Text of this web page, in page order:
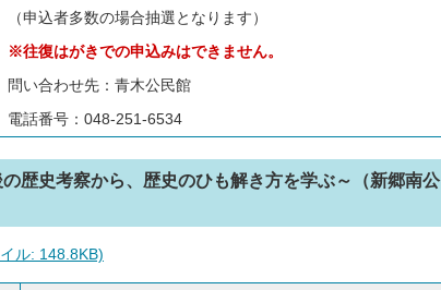
（申込者多数の場合抽選となります）
※往復はがきでの申込みはできません。
問い合わせ先：青木公民館
電話番号：048-251-6534
歴史考察から、歴史のひも解き方を学ぶ～（新郷南公
ル: 148.8KB)